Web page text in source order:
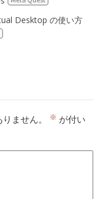
Desktop の使い方
ません。 ※ が付い